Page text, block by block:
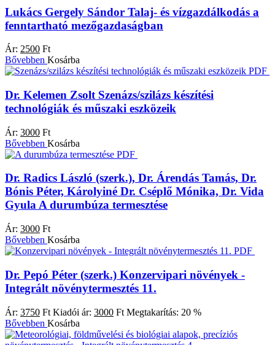
Lukács Gergely Sándor Talaj- és vízgazdálkodás a
fenntartható mezőgazdaságban
Ár: 2500 Ft
Bővebben Kosárba
PDF
Dr. Kelemen Zsolt Szenázs/szilázs készítési
technológiák és műszaki eszközeik
Ár: 3000 Ft
Bővebben Kosárba
PDF
Dr. Radics László (szerk.), Dr. Árendás Tamás, Dr.
Bónis Péter, Károlyiné Dr. Cséplő Mónika, Dr. Vida
GyulaA durumbúza termesztése
Ár: 3000 Ft
Bővebben Kosárba
PDF
Dr. Pepó Péter (szerk.) Konzervipari növények -
Integrált növénytermesztés 11.
Ár: 3750 Ft Kiadói ár: 3000 Ft Megtakarítás: 20 %
Bővebben Kosárba